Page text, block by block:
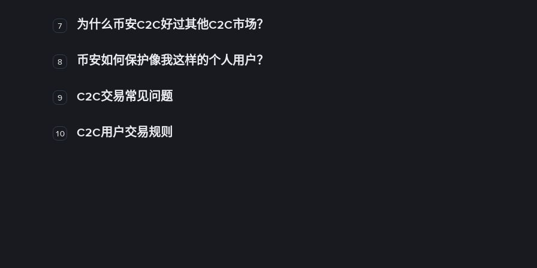
7 为什么币安C2C好过其他C2C市场？
8 币安如何保护像我这样的个人用户？
9 C2C交易常见问题
10 C2C用户交易规则